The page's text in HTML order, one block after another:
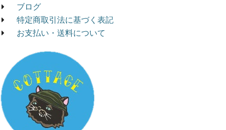
ブログ
特定商取引法に基づく表記
お支払い・送料について